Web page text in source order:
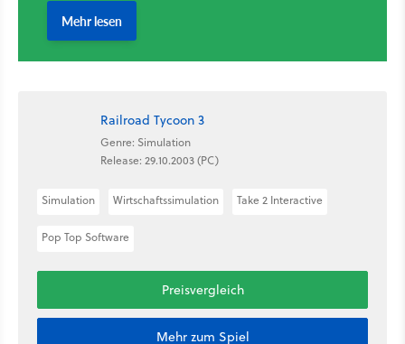
Railroad Tycoon 3
Genre: Simulation
Release: 29.10.2003 (PC)
Simulation Wirtschaftssimulation Take 2 Interactive
Pop Top Software
Preisvergleich
Mehr zum Spiel